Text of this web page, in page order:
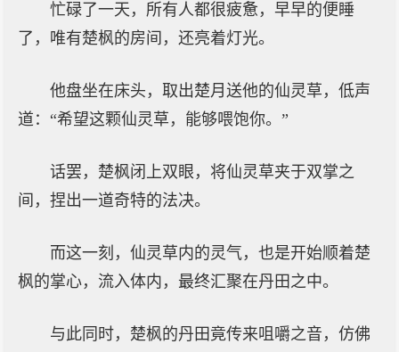
忙碌了一天，所有人都很疲惫，早早的便睡
了，唯有楚枫的房间，还亮着灯光。
他盘坐在床头，取出楚月送他的仙灵草，低声
道：“希望这颗仙灵草，能够喂饱你。”
话罢，楚枫闭上双眼，将仙灵草夹于双掌之
间，捏出一道奇特的法决。
而这一刻，仙灵草内的灵气，也是开始顺着楚
枫的掌心，流入体内，最终汇聚在丹田之中。
与此同时，楚枫的丹田竟传来咀嚼之音，仿佛